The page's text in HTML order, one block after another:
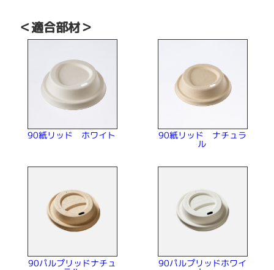
＜適合部材＞
90紙リッド ホワイト 90紙リッド ナチュラ
ル
90パルプリッドナチュ 90パルプリッドホワイ